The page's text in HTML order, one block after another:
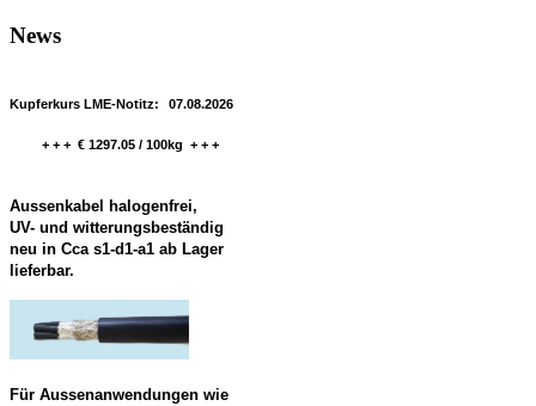
News
Kupferkurs LME-Notitz: 07.08.2026
+ + + € 1297.05 / 100kg + + +
Aussenkabel halogenfrei,
UV- und witterungsbeständig
neu in Cca s1-d1-a1 ab Lager
lieferbar.
Für Aussenanwendungen wie